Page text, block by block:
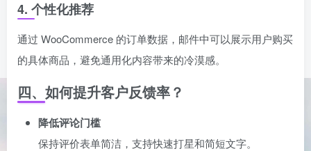
4. 个性化推荐
通过 WooCommerce 的订单数据，邮件中可以展示用户购买
的具体商品，避免通用化内容带来的冷漠感。
四、如何提升客户反馈率？
降低评论门槛
保持评价表单简洁，支持快速打星和简短文字。